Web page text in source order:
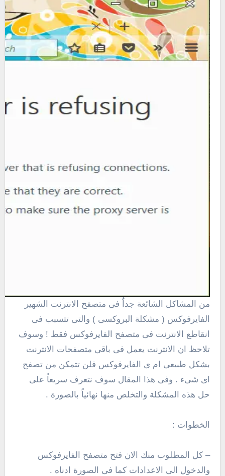
من المشاكل الشائعة جداٌ فى متصفح الانترنت الشهير
الفايرفوكس ( مشكلة البروكسى ) والتى تتسبب فى
انقاطع الانترنت فى متصفح الفايرفوكس فقط ! وسوف
تلاحظ ان الانترنت يعمل فى باقى متصفحات الانترنت
بشكل طبيعى ام ى الفايرفوكس فلن تتمكن من تصفح
اى شىء . وفى هذا المقال سوف نتعرف سريعاً على
حل هذه المشكلة والتخلص منها نهائياً بالصورة .
الخطوات :
– كل المطلوب منك الان فتح متصفح الفايرفوكس
والدخول الى الاعدادات كما فى الصورة ادناه .